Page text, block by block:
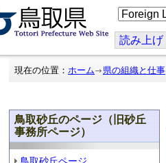
こ
の
ジ
を
翻
読み上げ
現在の位置： ホーム 県の組織と仕事
鳥取砂丘のページ（旧砂丘
事務所ページ）